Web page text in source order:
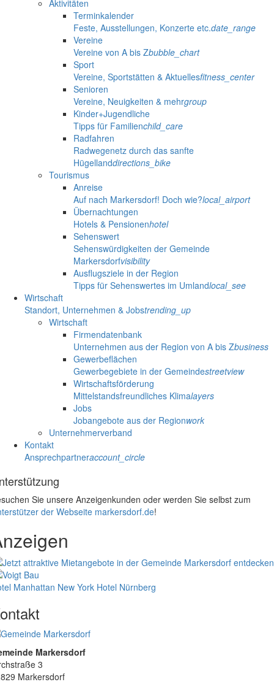
Aktivitäten
Terminkalender
Feste, Ausstellungen, Konzerte etc.date_range
Vereine
Vereine von A bis Zbubble_chart
Sport
Vereine, Sportstätten & Aktuellesfitness_center
Senioren
Vereine, Neuigkeiten & mehrgroup
Kinder+Jugendliche
Tipps für Familienchild_care
Radfahren
Radwegenetz durch das sanfte
Hügellanddirections_bike
Tourismus
Anreise
Auf nach Markersdorf! Doch wie?local_airport
Übernachtungen
Hotels & Pensionenhotel
Sehenswert
Sehenswürdigkeiten der Gemeinde
Markersdorfvisibility
Ausflugsziele in der Region
Tipps für Sehenswertes im Umlandlocal_see
Wirtschaft
Standort, Unternehmen & Jobstrending_up
Wirtschaft
Firmendatenbank
Unternehmen aus der Region von A bis Zbusiness
Gewerbeflächen
Gewerbegebiete in der Gemeindestreetview
Wirtschaftsförderung
Mittelstandsfreundliches Klimalayers
Jobs
Jobangebote aus der Regionwork
Unternehmerverband
Kontakt
Ansprechpartneraccount_circle
Sie unsere Anzeigenkunden oder werden Sie selbst zum
der Webseite markersdorf.de!
Manhattan New York Hotel Nürnberg
Markersdorf
3
Markersdorf